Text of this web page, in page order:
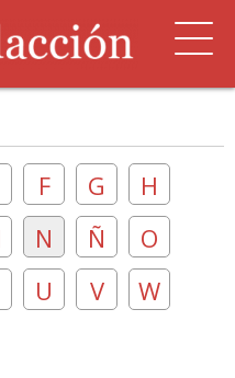
F G
H
N Ñ
O
U V
W